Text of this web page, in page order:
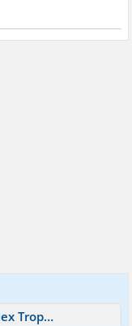
Insidon Tropfen, Citalopram, Cipralex Tropfen